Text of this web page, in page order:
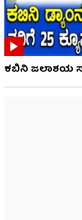
ಕಬಿನಿ ಜಲಾಶಯ